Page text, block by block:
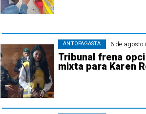
6 de agosto
Tribunal frena
mixta para Karen
ANTOFAGASTA